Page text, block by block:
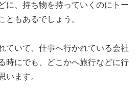
に、持ち物を持っていくのにトー
ともあるでしょう。
ていて、仕事へ行かれている会社
時にでも、どこかへ旅行などに行
います。